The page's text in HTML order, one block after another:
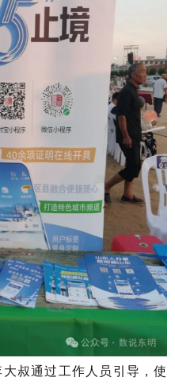
叔通过工作人员引导，使